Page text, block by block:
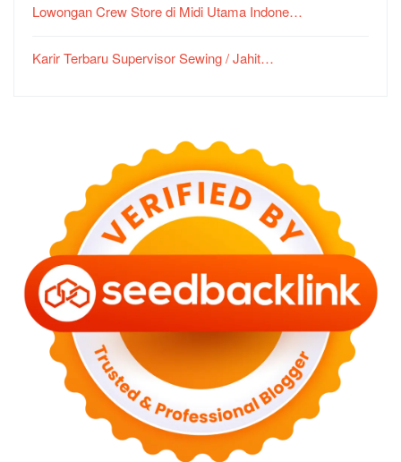
Lowongan Crew Store di Midi Utama Indone…
Karir Terbaru Supervisor Sewing / Jahit…